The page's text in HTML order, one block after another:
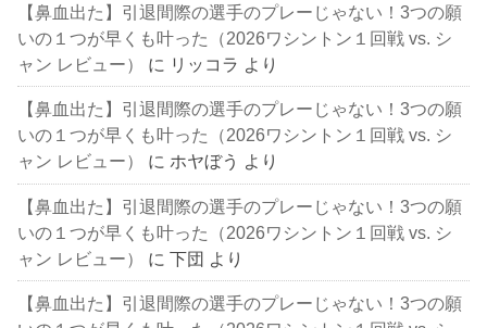
【鼻血出た】引退間際の選手のプレーじゃない！3つの願
いの１つが早くも叶った（2026ワシントン１回戦 vs. シ
ャン レビュー）
に リッコラ より
【鼻血出た】引退間際の選手のプレーじゃない！3つの願
いの１つが早くも叶った（2026ワシントン１回戦 vs. シ
ャン レビュー）
に ホヤぼう より
【鼻血出た】引退間際の選手のプレーじゃない！3つの願
いの１つが早くも叶った（2026ワシントン１回戦 vs. シ
ャン レビュー）
に下団 より
【鼻血出た】引退間際の選手のプレーじゃない！3つの願